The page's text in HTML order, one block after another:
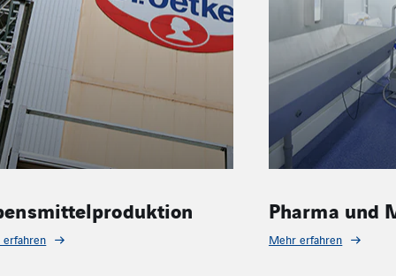
Pharma und Medizintechnik
Mehr erfahren Mehr erfahren